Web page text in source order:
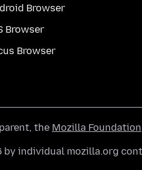
Browser
Browser
Browser
the Mozilla Foundation
individual mozilla.org